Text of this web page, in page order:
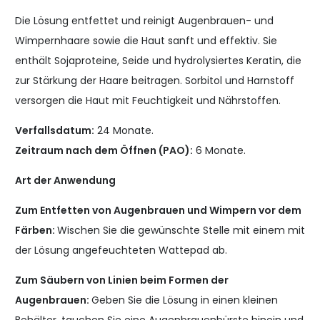
Die Lösung entfettet und reinigt Augenbrauen- und
Wimpernhaare sowie die Haut sanft und effektiv. Sie
enthält Sojaproteine, Seide und hydrolysiertes Keratin, die
zur Stärkung der Haare beitragen. Sorbitol und Harnstoff
versorgen die Haut mit Feuchtigkeit und Nährstoffen.
Verfallsdatum: 24 Monate.
Zeitraum nach dem Öffnen (PAO): 6 Monate.
Art der Anwendung
Zum Entfetten von Augenbrauen und Wimpern vor dem
Färben: Wischen Sie die gewünschte Stelle mit einem mit
der Lösung angefeuchteten Wattepad ab.
Zum Säubern von Linien beim Formen der
Augenbrauen: Geben Sie die Lösung in einen kleinen